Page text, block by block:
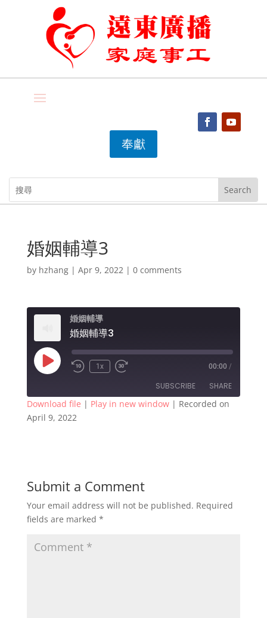
奉獻
婚姻輔導3
by hzhang| Apr 9, 2022| 0 comments
婚姻輔導
婚姻輔導3
Play
Episode
Rewind
1x
Fast
seconds
00:00 /
SUBSCRIBE SHARE
SHARE
Download file | Play in new window| Recorded on
April 9, 2022
Submit a Comment
Your email address will not be published. Required
fields are marked *